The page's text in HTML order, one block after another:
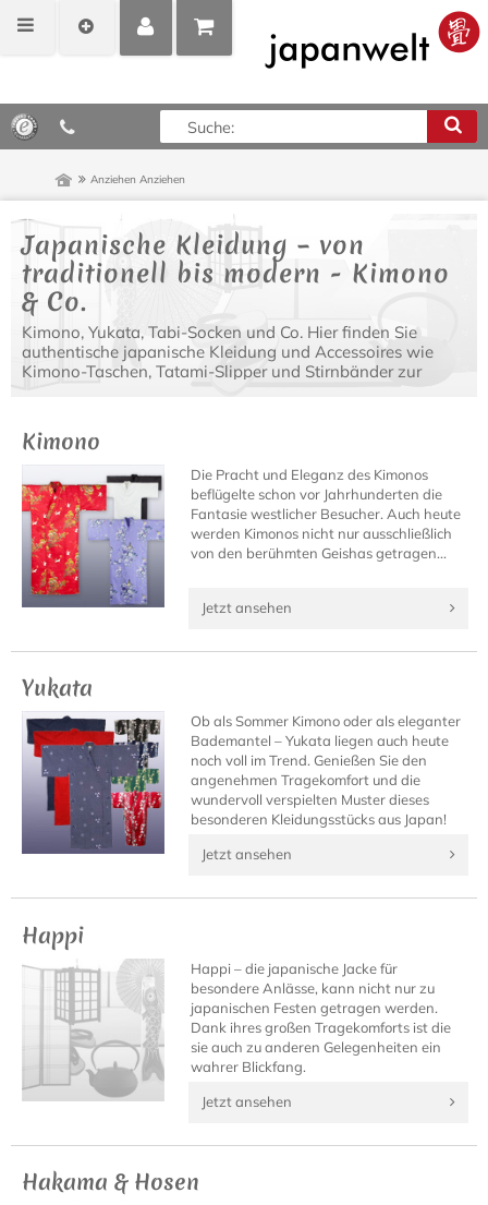
MEIN
POSITIONEN
ANZEIGEN
0,00 €*
AnziehenAnziehen
Japanische Kleidung – von
traditionell bis modern - Kimono
& Co.
Kimono, Yukata, Tabi-Socken und Co. Hier finden Sie
authentische japanische Kleidung und Accessoires wie
Kimono-Taschen, Tatami-Slipper und Stirnbänder zur
Kimono
Die Pracht und Eleganz des Kimonos
beflügelte schon vor Jahrhunderten die
Fantasie westlicher Besucher. Auch heute
werden Kimonos nicht nur ausschließlich
von den berühmten Geishas getragen...
Jetzt ansehen
Yukata
Ob als Sommer Kimono oder als eleganter
Bademantel – Yukata liegen auch heute
noch voll im Trend. Genießen Sie den
angenehmen Tragekomfort und die
wundervoll verspielten Muster dieses
besonderen Kleidungsstücks aus Japan!
Jetzt ansehen
Happi
Happi – die japanische Jacke für
besondere Anlässe, kann nicht nur zu
japanischen Festen getragen werden.
Dank ihres großen Tragekomforts ist die
sie auch zu anderen Gelegenheiten ein
wahrer Blickfang.
Jetzt ansehen
Hakama & Hosen